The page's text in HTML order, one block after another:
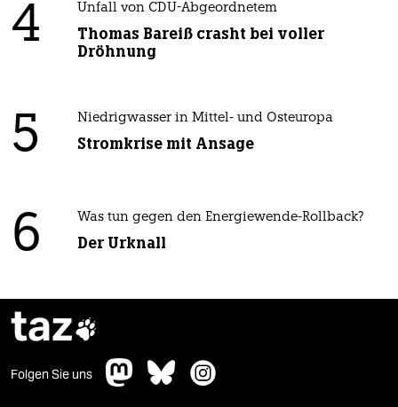
4 Unfall von CDU-Abgeordnetem
Thomas Bareiß crasht bei voller
Dröhnung
5 Niedrigwasser in Mittel- und Osteuropa
Stromkrise mit Ansage
6 Was tun gegen den Energiewende-Rollback?
Der Urknall
taz
Folgen Sie uns